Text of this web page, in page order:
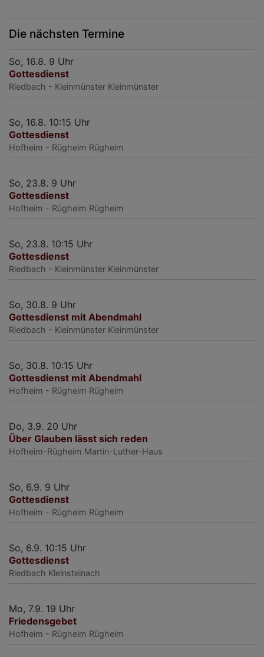
Die nächsten Termine
So, 16.8. 9 Uhr
Gottesdienst
Riedbach - Kleinmünster Kleinmünster
So, 16.8. 10:15 Uhr
Gottesdienst
Hofheim - Rügheim Rügheim
So, 23.8. 9 Uhr
Gottesdienst
Hofheim - Rügheim Rügheim
So, 23.8. 10:15 Uhr
Gottesdienst
Riedbach - Kleinmünster Kleinmünster
So, 30.8. 9 Uhr
Gottesdienst mit Abendmahl
Riedbach - Kleinmünster Kleinmünster
So, 30.8. 10:15 Uhr
Gottesdienst mit Abendmahl
Hofheim - Rügheim Rügheim
Do, 3.9. 20 Uhr
Über Glauben lässt sich reden
Hofheim-Rügheim Martin-Luther-Haus
So, 6.9. 9 Uhr
Gottesdienst
Hofheim - Rügheim Rügheim
So, 6.9. 10:15 Uhr
Gottesdienst
Riedbach Kleinsteinach
Mo, 7.9. 19 Uhr
Friedensgebet
Hofheim - Rügheim Rügheim